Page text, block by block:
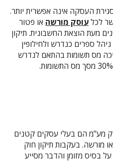
העסקה אינה אפשרית יותר.
עוסק מורשה או פטור
ניכוי מס תשומות עד כ-5 שנים מעת הוצאת החשבונית. תיקון
ספרים כנדרש ולחילופין
מס תשומות בהתאם לנדרש
המרכזיים מתיקון 42 לחוק מע"מ הם בעלי עסקים קטנים
מורשה. בעקבות תיקון חוק
בסיס מזומן והדבר מסייע